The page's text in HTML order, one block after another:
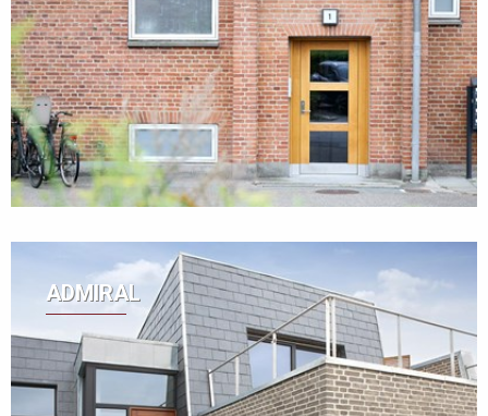
ADMIRAL